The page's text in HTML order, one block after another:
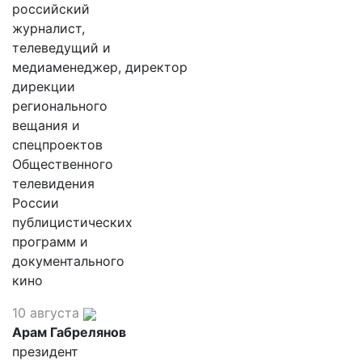
российский
журналист,
телеведущий и
медиаменеджер, директор
дирекции
регионального
вещания и
спецпроектов
Общественного
телевидения
России
публицистических
программ и
документального
кино
10 августа
Арам Габрелянов
президент